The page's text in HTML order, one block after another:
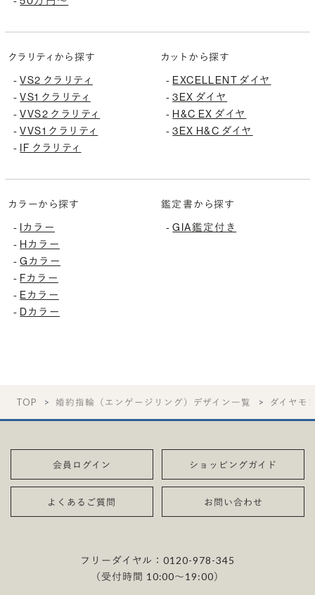
クラリティから探す
-VS2 クラリティ
-VS1 クラリティ
-VVS2 クラリティ
-VVS1 クラリティ
- IF クラリティ
カットから探す
- EXCELLENT ダイヤ
-3EX ダイヤ
- H&C EX ダイヤ
-3EX H&C ダイヤ
カラーから探す
- Iカラー
- Hカラー
-Gカラー
- Fカラー
- Eカラー
- Dカラー
鑑定書から探す
-GIA鑑定付き
TOP 婚約指輪（エンゲージリング）デザイン一覧 ダイヤモ
会員ログイン ショッピングガイド
よくあるご質問 お問い合わせ
フリーダイヤル：0120-978-345
（受付時間 10:00〜19:00）